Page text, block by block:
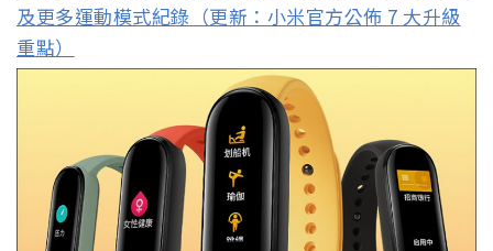
及更多運動模式紀錄（更新：小米官方公佈 7 大升級
重點）